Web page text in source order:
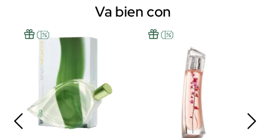
Va bien con